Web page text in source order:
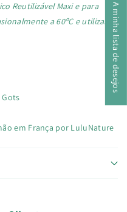
Reutilizável Maxi e para
a 60ºC e utilizar
em França por LuluNature
A minha lista de desejos